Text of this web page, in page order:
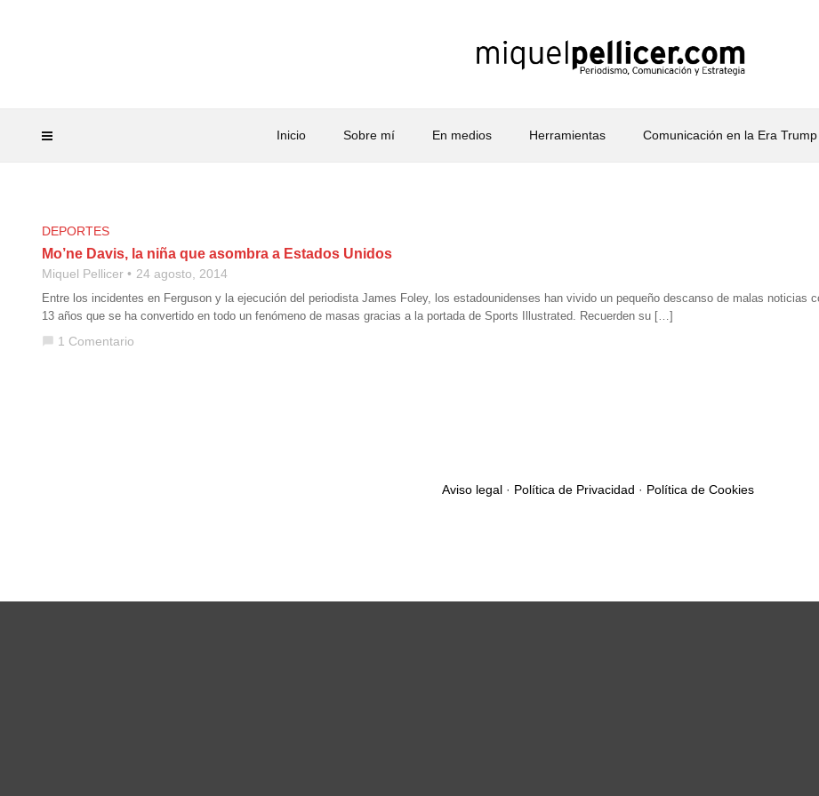
Inicio Sobre mí En medios Herramientas Comunicación en la Era Trump
DEPORTES
Mo’ne Davis, la niña que asombra a Estados Unidos
Miquel Pellicer 24 agosto, 2014
Entre los incidentes en Ferguson y la ejecución del periodista James Foley, los estadounidenses han vivido un pequeño descanso de malas noticias
13 años que se ha convertido en todo un fenómeno de masas gracias a la portada de Sports Illustrated. Recuerden su […]
chat_bubble 1 Comentario
Aviso legal· Política de Privacidad · Política de Cookies